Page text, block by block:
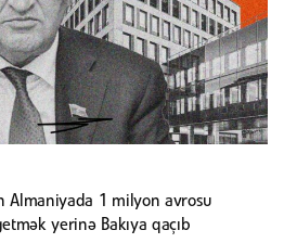
Almaniyada 1 milyon avrosu
yerinə Bakıya qaçıb